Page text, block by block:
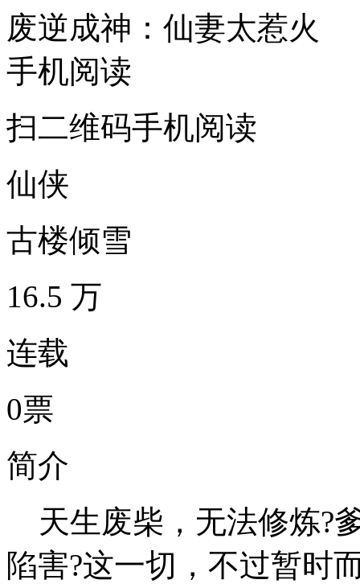
废逆成神：仙妻太惹火
手机阅读
扫二维码手机阅读
仙侠
古楼倾雪
16.5 万
连载
0票
简介
天生废柴，无法修炼?
陷害?这一切，不过暂时